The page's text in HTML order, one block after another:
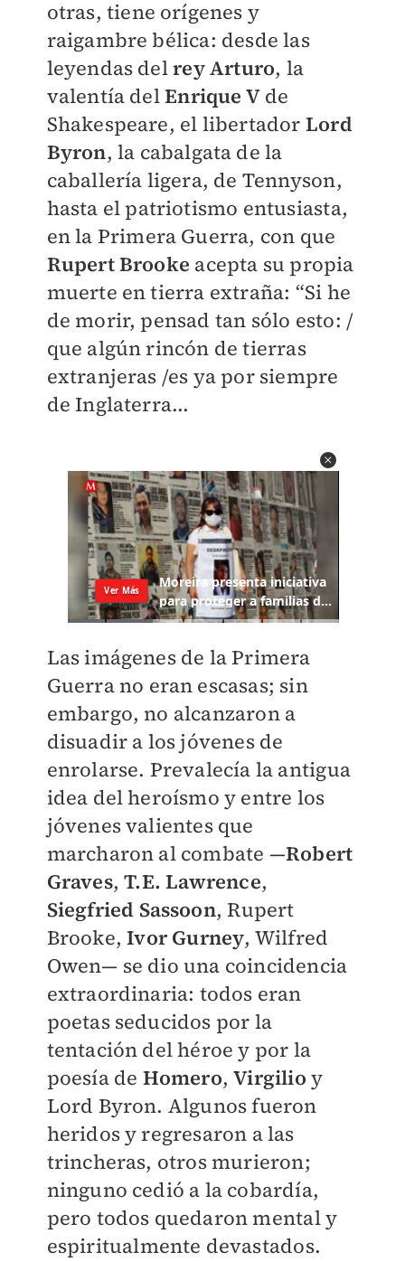
otras, tiene orígenes y
raigambre bélica: desde las
leyendas delrey Arturo, la
valentía delEnrique Vde
Shakespeare, el libertador Lord
Byron, la cabalgata de la
caballería ligera, de Tennyson,
hasta el patriotismo entusiasta,
en la Primera Guerra, con que
Rupert Brooke acepta su propia
muerte en tierra extraña: “Si he
de morir, pensad tan sólo esto: /
que algún rincón de tierras
extranjeras /es ya por siempre
de Inglaterra...
Las imágenes de la Primera
Guerra no eran escasas; sin
embargo, no alcanzaron a
disuadir a los jóvenes de
enrolarse. Prevalecía la antigua
idea del heroísmo y entre los
jóvenes valientes que
marcharon al combate —Robert
Graves,T.E. Lawrence,
Siegfried Sassoon, Rupert
Brooke,Ivor Gurney, Wilfred
Owen— se dio una coincidencia
extraordinaria: todos eran
poetas seducidos por la
tentación del héroe y por la
poesía de Homero,Virgilio y
Lord Byron. Algunos fueron
heridos y regresaron a las
trincheras, otros murieron;
ninguno cedió a la cobardía,
pero todos quedaron mental y
espiritualmente devastados.